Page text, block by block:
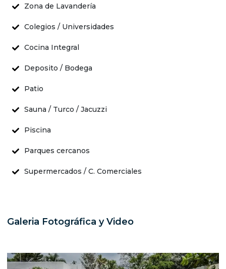
Zona de Lavandería
Colegios / Universidades
Cocina Integral
Deposito / Bodega
Patio
Sauna / Turco / Jacuzzi
Piscina
Parques cercanos
Supermercados / C. Comerciales
Galeria Fotográfica y Video